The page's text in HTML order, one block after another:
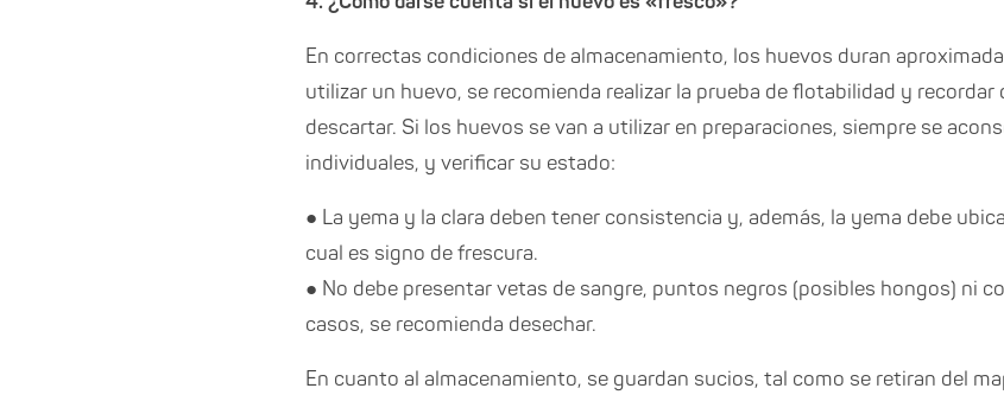
En correctas condiciones de almacenamiento, los huevos duran
utilizar un huevo, se recomienda realizar la prueba de flotabilidad y
descartar. Si los huevos se van a utilizar en preparaciones, siempre se
individuales, y verificar su estado:
● La yema y la clara deben tener consistencia y, además, la yema debe
cual es signo de frescura.
● No debe presentar vetas de sangre, puntos negros (posibles hongos) ni
casos, se recomienda desechar.
En cuanto al almacenamiento, se guardan sucios, tal como se retiran del